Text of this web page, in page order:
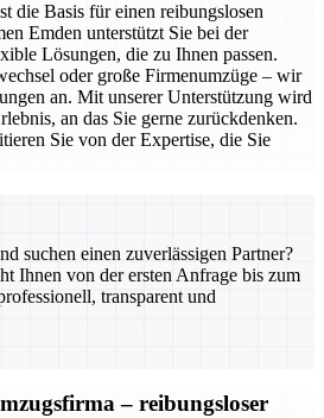
die Basis für einen reibungslosen
Emden unterstützt Sie bei der
Lösungen, die zu Ihnen passen.
oder große Firmenumzüge – wir
an. Mit unserer Unterstützung wird
an das Sie gerne zurückdenken.
Sie von der Expertise, die Sie
suchen einen zuverlässigen Partner?
Ihnen von der ersten Anfrage bis zum
transparent und
– reibungsloser